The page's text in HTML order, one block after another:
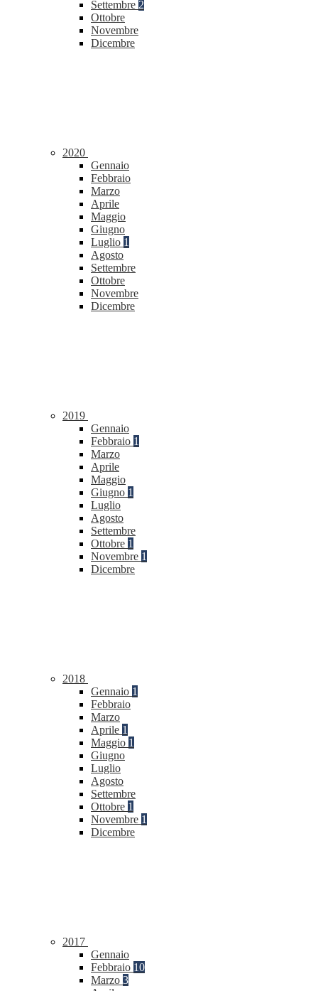
Settembre 2
Ottobre
Novembre
Dicembre
2020
Gennaio
Febbraio
Marzo
Aprile
Maggio
Giugno
Luglio 1
Agosto
Settembre
Ottobre
Novembre
Dicembre
2019
Gennaio
Febbraio 1
Marzo
Aprile
Maggio
Giugno 1
Luglio
Agosto
Settembre
Ottobre 1
Novembre 1
Dicembre
2018
Gennaio 1
Febbraio
Marzo
Aprile 1
Maggio 1
Giugno
Luglio
Agosto
Settembre
Ottobre 1
Novembre 1
Dicembre
2017
Gennaio
Febbraio 10
Marzo 3